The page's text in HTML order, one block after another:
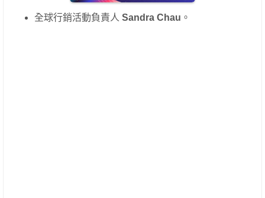
全球行銷活動負責人 Sandra Chau 。